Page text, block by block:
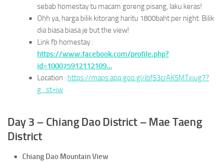
sebab homestay tu macam goreng pisang, laku keras!
Ohh ya, harga bilik kitorang haritu 1800baht per night. Bilik
dia biasa biasa je but the view!
Link fb homestay :
https://www.facebook.com/profile.php?
id=100075912112109…
Location : https://maps.app.goo.gl/ibf53crAK5MTxiug7?
g_st=iw
Day 3 – Chiang Dao District – Mae Taeng
District
Chiang Dao Mountain View